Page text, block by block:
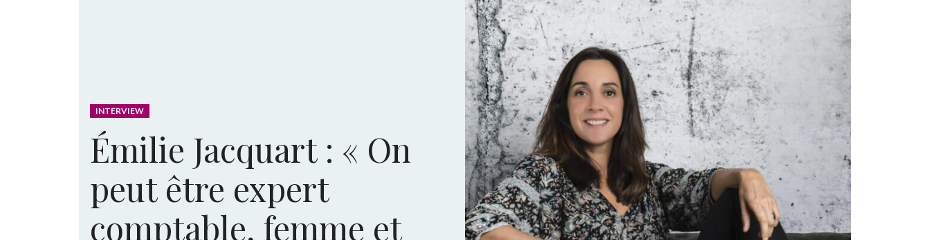
INTERVIEW
Émilie Jacquart : « On
peut être expert
comptable, femme et